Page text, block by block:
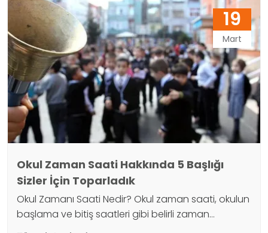
genelindeki hoparlörler vasıtasıyla yayınlanmasına
olanak sağlar. Bu sistem, yurt sakinlerinin günlük
yaşamda karşılaşabilecekleri durumlar hakkında
bilgilendirilmesi veya acil durumlarda
yönlendirilmeleri için kullanılır. Örneğin, yemek
saatleri, toplantılar,…
19
Mart
Okul Zaman Saati Hakkında 5 Başlığı
Sizler İçin Toparladık
Okul Zamanı Saati Nedir? Okul zaman saati, okulun
başlama ve bitiş saatleri gibi belirli zaman
dilimlerini ifade eder. Her ülkenin ve bölgenin okul